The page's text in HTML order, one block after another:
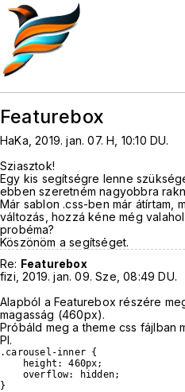
Featurebox
HaKa, 2019. jan. 07. H, 10:10 DU.
Sziasztok!
Egy kis segítségre lenne
ebben szeretném nagyobbra
Már sablon .css-ben már átírtam,
változás, hozzá kéne még
probéma?
Köszönöm a segítséget.
Re: Featurebox
fizi, 2019. jan. 09. Sze, 08:49 DU.
Alapból a Featurebox részére
magasság (460px).
Próbáld meg a theme css fájlban
Pl.
.carousel-inner {
    height: 460px;
    overflow: hidden;
}